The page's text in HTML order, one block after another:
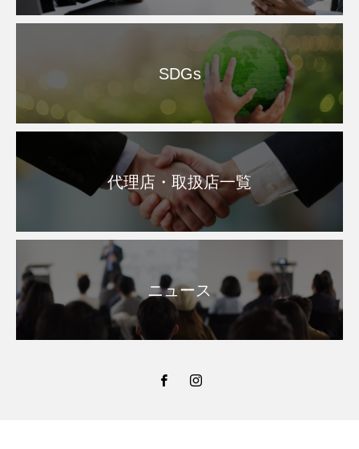
SDGs
代理店・取扱店一覧
ニュース